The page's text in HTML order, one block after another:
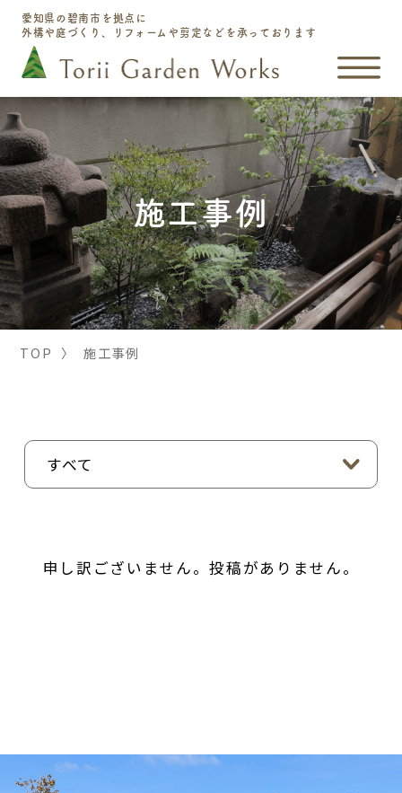
愛知県の碧南市を拠点に
外構や庭づくり、リフォームや剪定などを承っております
施工事例
TOP 〉 施工事例
申し訳ございません。投稿がありません。